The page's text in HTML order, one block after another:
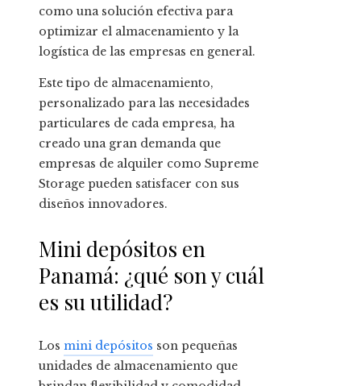
como una solución efectiva para
optimizar el almacenamiento y la
logística de las empresas en general.
Este tipo de almacenamiento,
personalizado para las necesidades
particulares de cada empresa, ha
creado una gran demanda que
empresas de alquiler como Supreme
Storage pueden satisfacer con sus
diseños innovadores.
Mini depósitos en
Panamá: ¿qué son y cuál
es su utilidad?
Los mini depósitos son pequeñas
unidades de almacenamiento que